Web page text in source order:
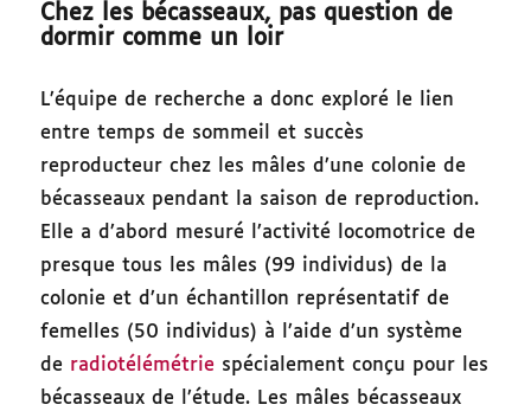
Chez les bécasseaux, pas question de
dormir comme un loir
L’équipe de recherche a donc exploré le lien
entre temps de sommeil et succès
reproducteur chez les mâles d’une colonie de
bécasseaux pendant la saison de reproduction.
Elle a d’abord mesuré l’activité locomotrice de
presque tous les mâles (99 individus) de la
colonie et d’un échantillon représentatif de
femelles (50 individus) à l’aide d’un système
de radiotélémétrie spécialement conçu pour les
bécasseaux de l’étude. Les mâles bécasseaux